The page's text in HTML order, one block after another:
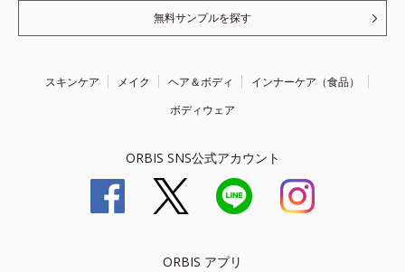
無料サンプルを探す
スキンケア メイク ヘア＆ボディ
インナーケア（食品）
ボディウェア
ORBIS SNS公式アカウント
ORBIS アプリ